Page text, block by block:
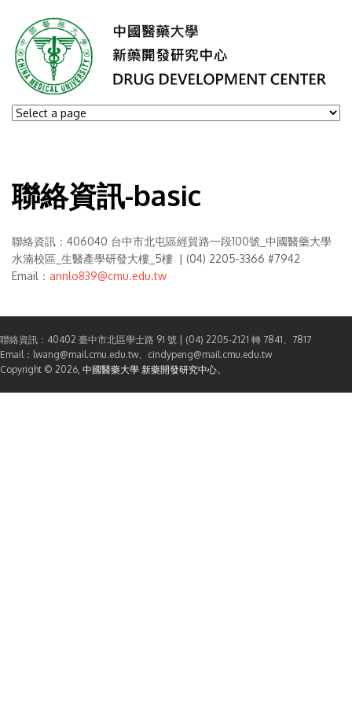
聯絡資訊-basic
聯絡資訊：406040 台中市北屯區經貿路一段100號_中國醫藥大學
水湳校區_生醫產學研發大樓_5樓 | (04) 2205-3366 #7942
Email： annlo839@cmu.edu.tw
聯絡資訊：40402 臺中市北區學士路 91 號 | (04) 2205-2121 轉 7841、7817
Email：lwang@mail.cmu.edu.tw、cindypeng@mail.cmu.edu.tw
Copyright © 2026, 中國醫藥大學 新藥開發研究中心。